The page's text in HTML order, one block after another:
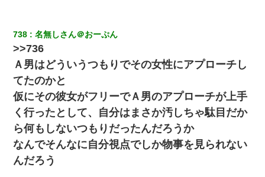
738 名無しさん＠おーぷん
>>736
Ａ男はどういうつもりでその女性にアプローチし
てたのかと
仮にその彼女がフリーでＡ男のアプローチが上手
く行ったとして、自分はまさか汚しちゃ駄目だか
ら何もしないつもりだったんだろうか
なんでそんなに自分視点でしか物事を見られない
んだろう